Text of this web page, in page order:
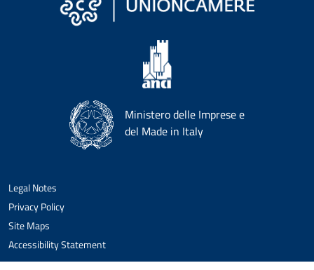
Ministero delle Imprese e
del Made in Italy
Legal Notes
Privacy Policy
Site Maps
Accessibility Statement